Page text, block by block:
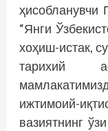
ҳисобланувчи
“Янги
хоҳиш-истак,
тарихий
ижтимоий-
вазиятнинг